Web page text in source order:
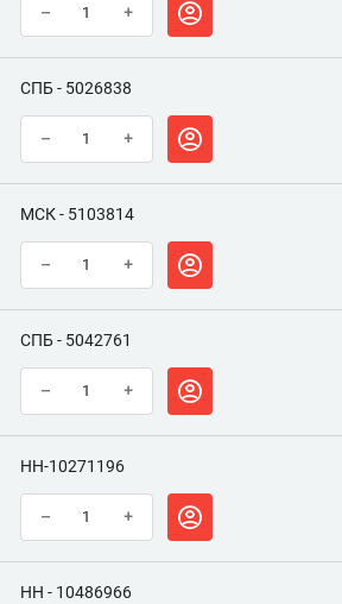
– +
СПБ - 5026838
– +
МСК - 5103814
– +
СПБ - 5042761
– +
НН-10271196
– +
НН - 10486966